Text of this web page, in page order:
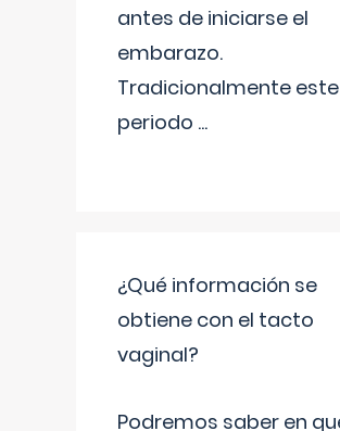
antes de iniciarse el
embarazo.
Tradicionalmente este
periodo ...
¿Qué información se
obtiene con el tacto
vaginal?
Podremos saber en